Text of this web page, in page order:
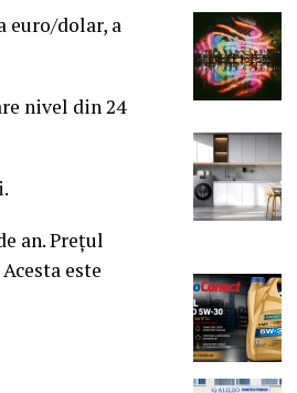
euro/dolar, a
nivel din 24
an. Preţul
este